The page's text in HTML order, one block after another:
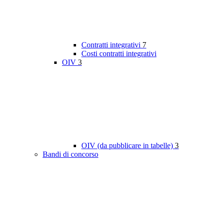
Contratti integrativi 7
Costi contratti integrativi
OIV 3
OIV (da pubblicare in tabelle) 3
Bandi di concorso